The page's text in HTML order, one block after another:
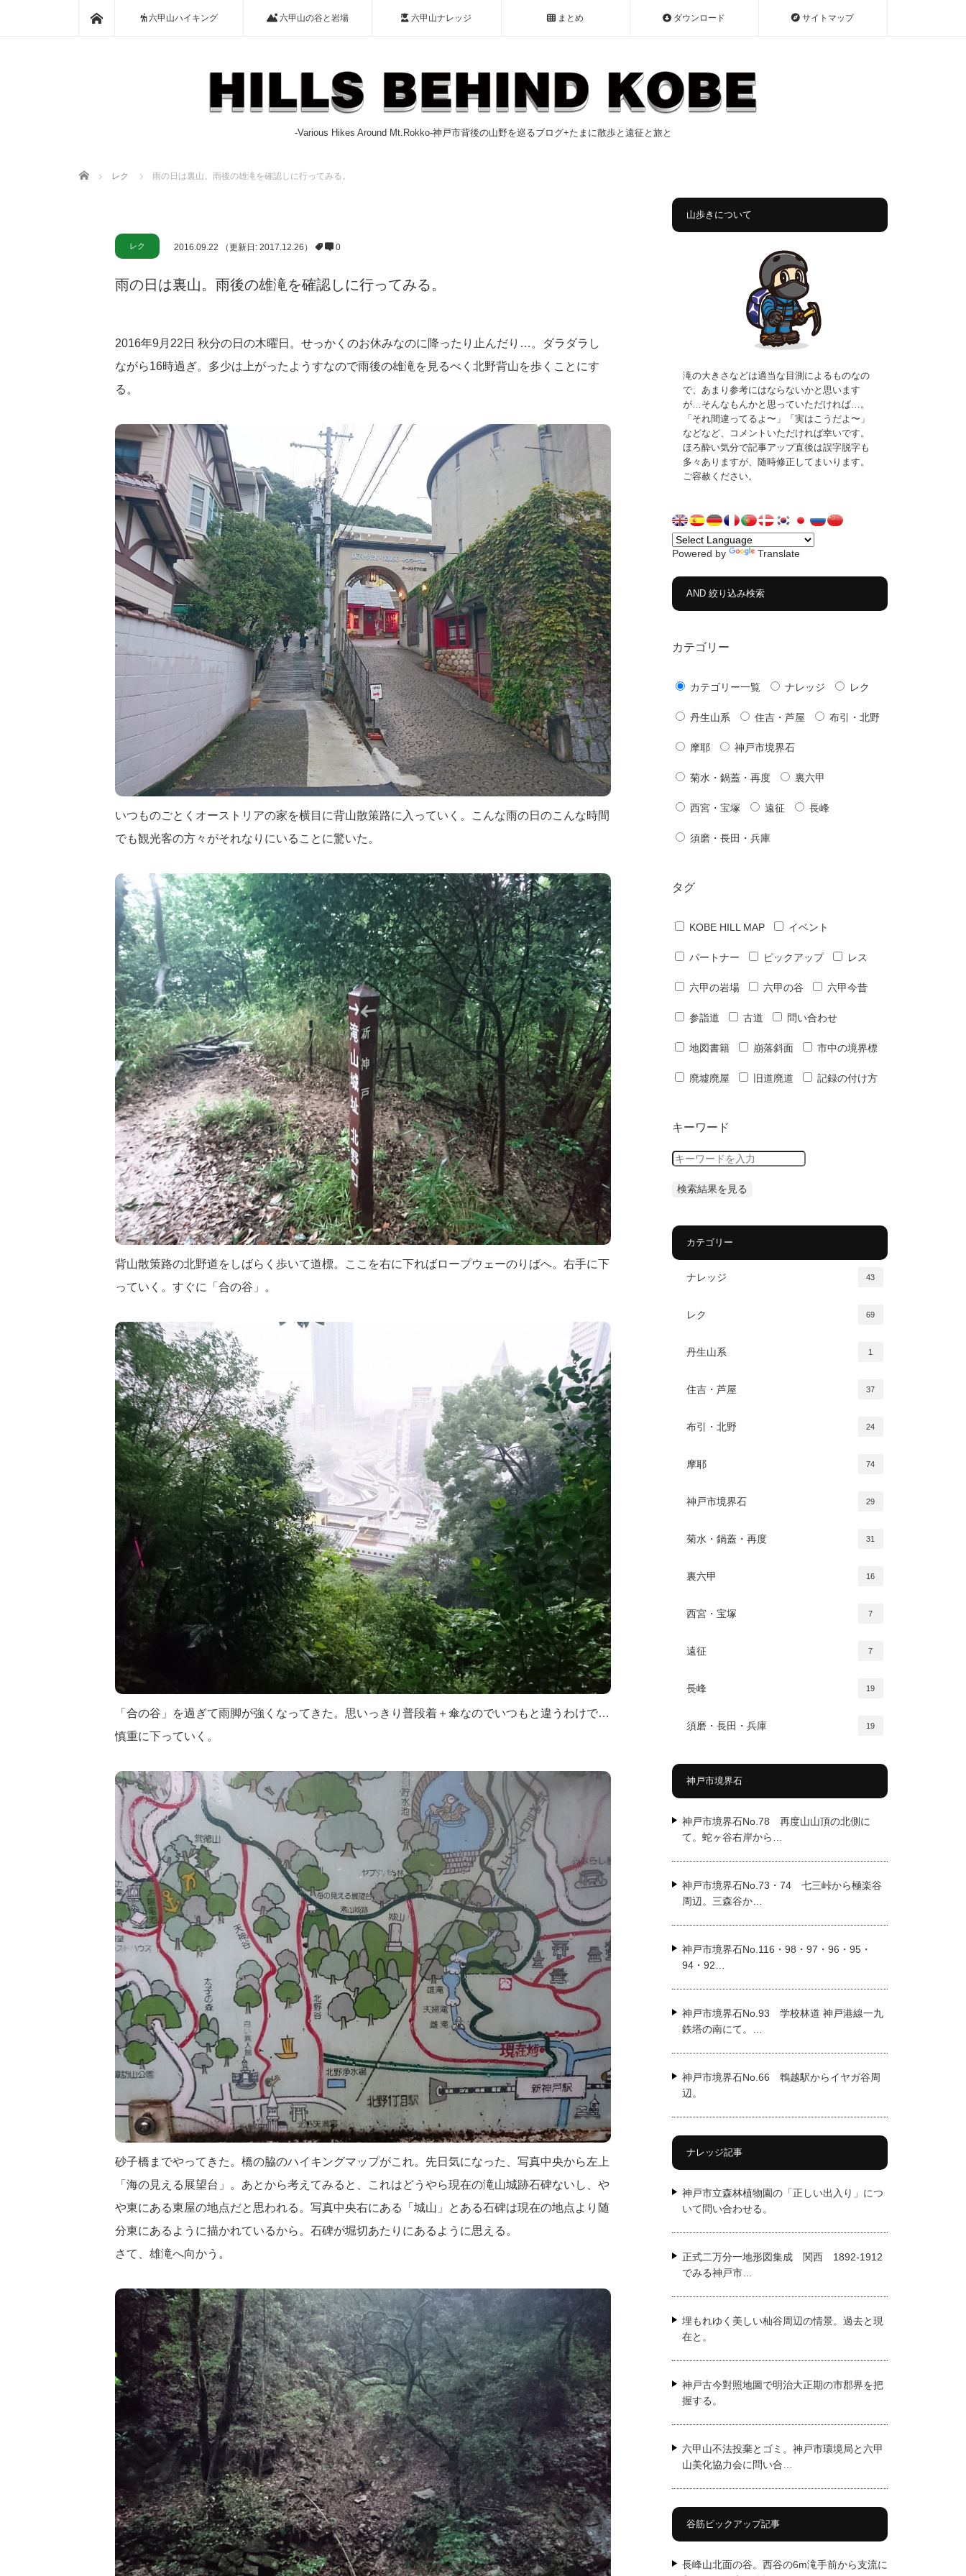
ホーム六甲山ハイキング 六甲山の谷と岩場 六甲山ナレッジ まとめ ダウンロード サイトマップ
-Various Hikes Around Mt.Rokko-神戸市背後の山野を巡るブログ+たまに散歩と遠征と旅と
ホーム レク 雨の日は裏山。雨後の雄滝を確認しに行ってみる。
レク 2016.09.22 （更新日: 2017.12.26） 0
雨の日は裏山。雨後の雄滝を確認しに行ってみる。
2016年9月22日 秋分の日の木曜日。せっかくのお休みなのに降ったり止んだり…。ダラダラし
ながら16時過ぎ。多少は上がったようすなので雨後の雄滝を見るべく北野背山を歩くことにす
る。
いつものごとくオーストリアの家を横目に背山散策路に入っていく。こんな雨の日のこんな時間
でも観光客の方々がそれなりにいることに驚いた。
背山散策路の北野道をしばらく歩いて道標。ここを右に下ればロープウェーのりばへ。右手に下
っていく。すぐに「合の谷」。
「合の谷」を過ぎて雨脚が強くなってきた。思いっきり普段着＋傘なのでいつもと違うわけで…
慎重に下っていく。
砂子橋までやってきた。橋の脇のハイキングマップがこれ。先日気になった、写真中央から左上
「海の見える展望台」。あとから考えてみると、これはどうやら現在の滝山城跡石碑ないし、や
や東にある東屋の地点だと思われる。写真中央右にある「城山」とある石碑は現在の地点より随
分東にあるように描かれているから。石碑が堀切あたりにあるように思える。
さて、雄滝へ向かう。
山歩きについて
滝の大きさなどは適当な目測によるものなの
で、あまり参考にはならないかと思います
が…そんなもんかと思っていただければ…。
「それ間違ってるよ〜」「実はこうだよ〜」
などなど、コメントいただければ幸いです。
ほろ酔い気分で記事アップ直後は誤字脱字も
多々ありますが、随時修正してまいります。
ご容赦ください。
Powered by Translate
AND 絞り込み検索
カテゴリー
カテゴリー一覧 ナレッジ レク
丹生山系 住吉・芦屋 布引・北野
摩耶 神戸市境界石
菊水・鍋蓋・再度 裏六甲
西宮・宝塚 遠征 長峰
須磨・長田・兵庫
タグ
KOBE HILL MAP イベント
パートナー ピックアップ レス
六甲の岩場 六甲の谷 六甲今昔
参詣道 古道 問い合わせ
地図書籍 崩落斜面 市中の境界標
廃墟廃屋 旧道廃道 記録の付け方
キーワード
カテゴリー
ナレッジ 43
レク 69
丹生山系 1
住吉・芦屋 37
布引・北野 24
摩耶 74
神戸市境界石 29
菊水・鍋蓋・再度 31
裏六甲 16
西宮・宝塚 7
遠征 7
長峰 19
須磨・長田・兵庫 19
神戸市境界石
神戸市境界石No.78 再度山山頂の北側に
て。蛇ヶ谷右岸から…
神戸市境界石No.73・74 七三峠から極楽谷
周辺。三森谷か…
神戸市境界石No.116・98・97・96・95・
94・92…
神戸市境界石No.93 学校林道 神戸港線一九
鉄塔の南にて。…
神戸市境界石No.66 鵯越駅からイヤガ谷周
辺。
ナレッジ記事
神戸市立森林植物園の「正しい出入り」につ
いて問い合わせる。
正式二万分一地形図集成 関西 1892-1912
でみる神戸市…
埋もれゆく美しい杣谷周辺の情景。過去と現
在と。
神戸古今對照地圖で明治大正期の市郡界を把
握する。
六甲山不法投棄とゴミ。神戸市環境局と六甲
山美化協力会に問い合…
谷筋ピックアップ記事
長峰山北面の谷。西谷の6m滝手前から支流に